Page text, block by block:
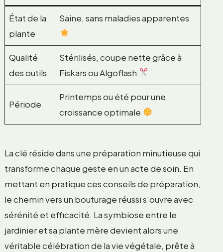
État de la
plante
Saine, sans maladies apparentes
Qualité
des outils
Stérilisés, coupe nette grâce à
Fiskars ou Algoflash
Période
Printemps ou été pour une
croissance optimale
La clé réside dans une préparation minutieuse qui
transforme chaque geste en un acte de soin. En
mettant en pratique ces conseils de préparation,
le chemin vers un bouturage réussi s’ouvre avec
sérénité et efficacité. La symbiose entre le
jardinier et sa plante mère devient alors une
véritable célébration de la vie végétale, prête à